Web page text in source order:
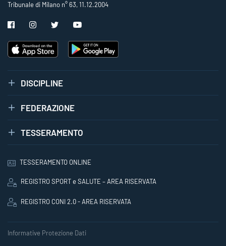
Tribunale di Milano n° 63, 11.12.2004
DISCIPLINE
FEDERAZIONE
TESSERAMENTO
TESSERAMENTO ONLINE
REGISTRO SPORT e SALUTE – AREA RISERVATA
REGISTRO CONI 2.0 - AREA RISERVATA
Informative Protezione Dati